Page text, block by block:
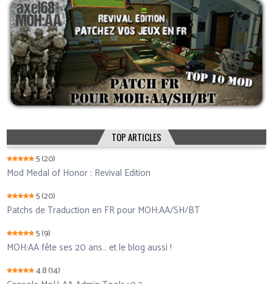
TOP ARTICLES
5(20)
Mod Medal of Honor : Revival Edition
5(20)
Patchs de Traduction en FR pour MOH:AA/SH/BT
5(9)
MOH:AA fête ses 20 ans… et le blog aussi !
4.8(14)